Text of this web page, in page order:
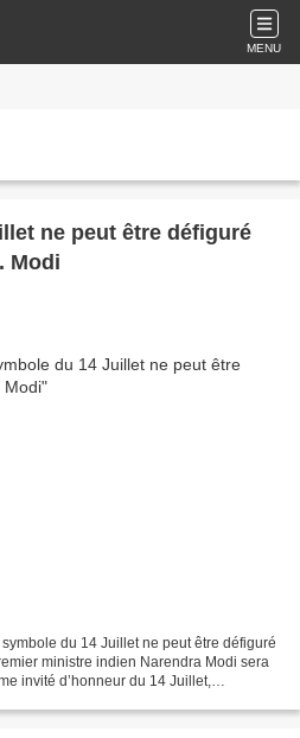
MENU
ne peut être défiguré
Modi
du 14 Juillet ne peut être défiguré
ministre indien Narendra Modi sera
invité d’honneur du 14 Juillet,